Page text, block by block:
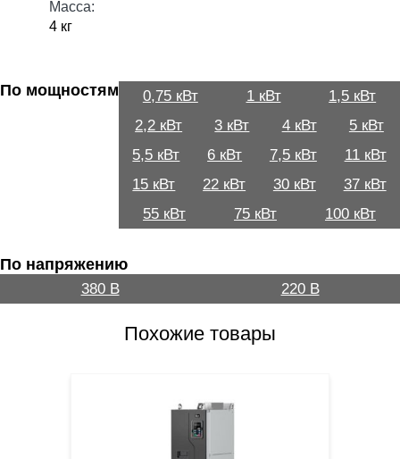
Масса:
4 кг
По мощностям 0,75 кВт 1 кВт
1,5 кВт
2,2 кВт
3 кВт 4 кВт
5 кВт
5,5 кВт
6 кВт 7,5 кВт
11 кВт
15 кВт
22 кВт 30 кВт
37 кВт
55 кВт
75 кВт 100 кВт
По напряжению
380 В 220 В
Похожие товары